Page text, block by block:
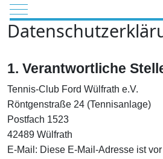
Mobile Menu Toggle
1. Verantwortliche
Tennis-Club Ford Wülfrath e.V.
Röntgenstraße 24 (Tennisanlage)
Postfach 1523
42489 Wülfrath
E-Mail: Diese E-Mail-Adresse ist